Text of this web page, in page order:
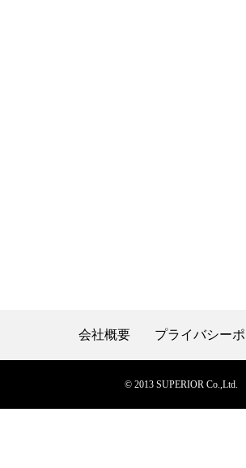
会社概要 プライバシー
© 2013 SUPERIOR Co.,Ltd.